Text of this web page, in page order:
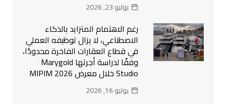
يوليو 23, 2026
رغم الاهتمام المتزايد بالذكاء
الاصطناعي، لا يزال توظيفه العملي
في قطاع العقارات الفاخرة محدودًا،
وفقًا لدراسة أجرتها Marygold
Studio خلال معرض MIPIM 2026
يوليو 16, 2026